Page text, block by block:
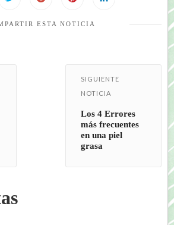
ESTA NOTICIA
SIGUIENTE
NOTICIA
Los 4 Errores
más frecuentes
en una piel
grasa